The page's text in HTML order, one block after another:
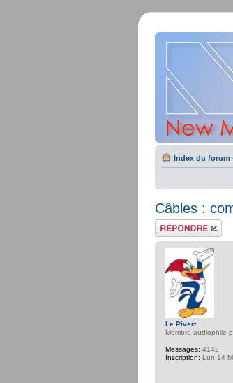
Index du forum
Câbles :
Répondre
Le Pivert
Membre audiophile
Messages: 4142
Inscription: Lun 14